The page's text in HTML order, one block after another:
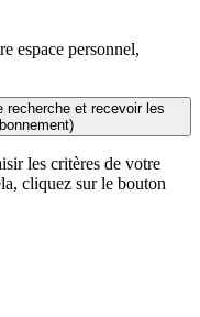
espace personnel,
recherche et recevoir les
les critères de votre
cliquez sur le bouton